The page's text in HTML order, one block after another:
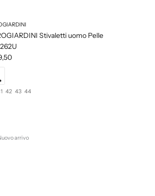
Stivaletti uomo Pelle
42 43 44
arrivo